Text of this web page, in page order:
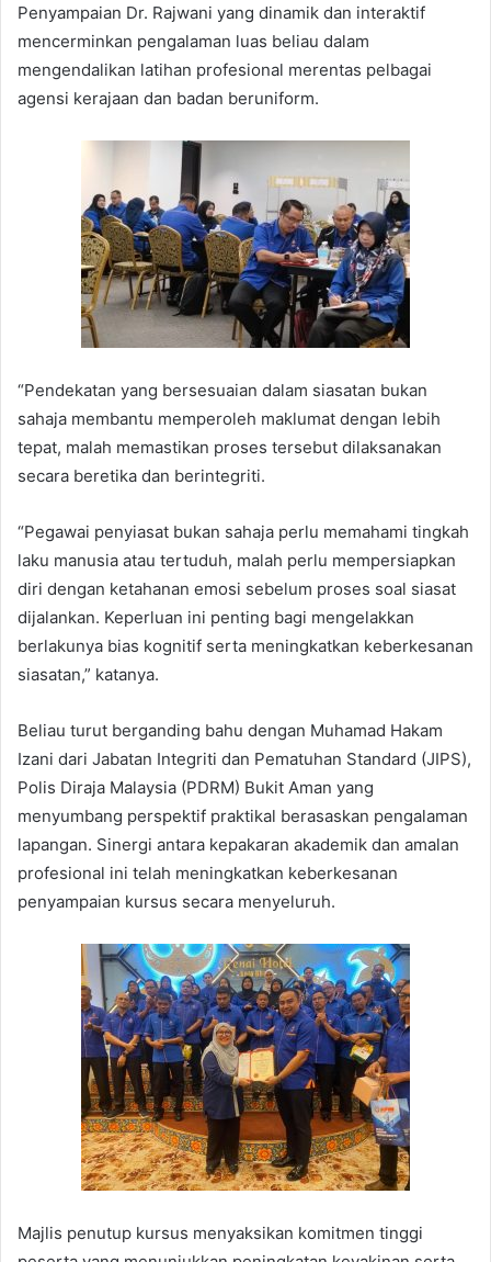
Penyampaian Dr. Rajwani yang dinamik dan interaktif
mencerminkan pengalaman luas beliau dalam
mengendalikan latihan profesional merentas pelbagai
agensi kerajaan dan badan beruniform.
“Pendekatan yang bersesuaian dalam siasatan bukan
sahaja membantu memperoleh maklumat dengan lebih
tepat, malah memastikan proses tersebut dilaksanakan
secara beretika dan berintegriti.
“Pegawai penyiasat bukan sahaja perlu memahami tingkah
laku manusia atau tertuduh, malah perlu mempersiapkan
diri dengan ketahanan emosi sebelum proses soal siasat
dijalankan. Keperluan ini penting bagi mengelakkan
berlakunya bias kognitif serta meningkatkan keberkesanan
siasatan,” katanya.
Beliau turut berganding bahu dengan Muhamad Hakam
Izani dari Jabatan Integriti dan Pematuhan Standard (JIPS),
Polis Diraja Malaysia (PDRM) Bukit Aman yang
menyumbang perspektif praktikal berasaskan pengalaman
lapangan. Sinergi antara kepakaran akademik dan amalan
profesional ini telah meningkatkan keberkesanan
penyampaian kursus secara menyeluruh.
Majlis penutup kursus menyaksikan komitmen tinggi